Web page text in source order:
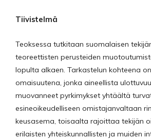
Tiivistelmä
Teoksessa tutkitaan suomalaisen
teoreettisten perusteiden
lopulta alkaen. Tarkastelun kohteena
omaisuutena, jonka aineellista
muovanneet pyrkimykset yhtääl­tä
esineoikeudelliseen omistajanvaltaan
keusasema, toisaalta rajoittaa tekijän
erilaisten yhteiskunnallisten ja muiden